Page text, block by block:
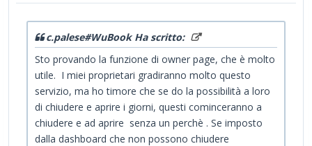
c.palese#WuBook Ha scritto:
Sto provando la funzione di owner page, che è molto
utile. I miei proprietari gradiranno molto questo
servizio, ma ho timore che se do la possibilità a loro
di chiudere e aprire i giorni, questi cominceranno a
chiudere e ad aprire senza un perchè . Se imposto
dalla dashboard che non possono chiudere